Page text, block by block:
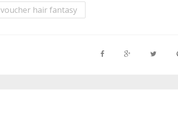
voucher hair fantasy